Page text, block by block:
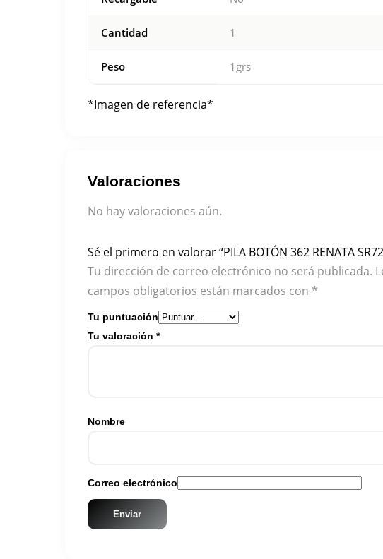
Cantidad 1
Peso 1grs
*Imagen de referencia*
Valoraciones
No hay valoraciones aún.
Sé el primero en valorar “PILA BOTÓN 362 RENATA
Tu dirección de correo electrónico no será publicada.
campos obligatorios están marcados con *
Tu puntuación
Tu valoración *
Nombre
Correo electrónico